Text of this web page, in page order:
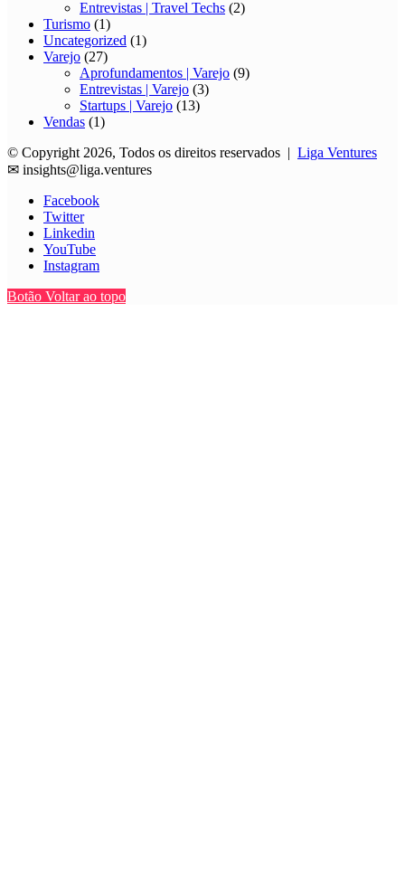
Entrevistas | Travel Techs (2)
Turismo (1)
Uncategorized (1)
Varejo (27)
Aprofundamentos | Varejo (9)
Entrevistas | Varejo (3)
Startups | Varejo (13)
Vendas (1)
© Copyright 2026, Todos os direitos reservados | Liga Ventures
✉ insights@liga.ventures
Facebook
Twitter
Linkedin
YouTube
Instagram
Botão Voltar ao topo